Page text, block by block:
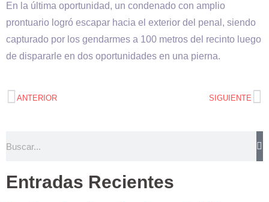
En la última oportunidad, un condenado con amplio
prontuario logró escapar hacia el exterior del penal, siendo
capturado por los gendarmes a 100 metros del recinto luego
de dispararle en dos oportunidades en una pierna.
ANTERIOR SIGUIENTE
Entradas Recientes